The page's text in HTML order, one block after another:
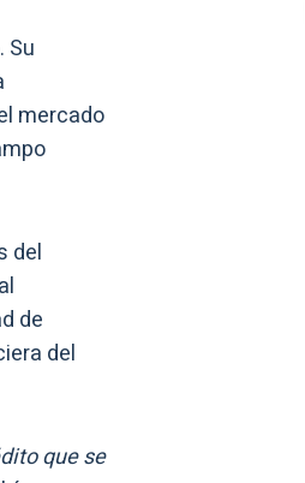
Su
mercado
del
de
del
que se